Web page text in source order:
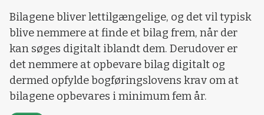
Bilagene bliver lettilgængelige, og det vil typisk
blive nemmere at finde et bilag frem, når der
kan søges digitalt iblandt dem. Derudover er
det nemmere at opbevare bilag digitalt og
dermed opfylde bogføringslovens krav om at
bilagene opbevares i minimum fem år.